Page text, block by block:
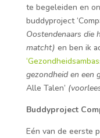
te begeleiden en
buddyproject
Oostendenaars die
matcht) en ben ik
gezondheid en een
Alle Talen’
Buddyproject
Eén van de eerste